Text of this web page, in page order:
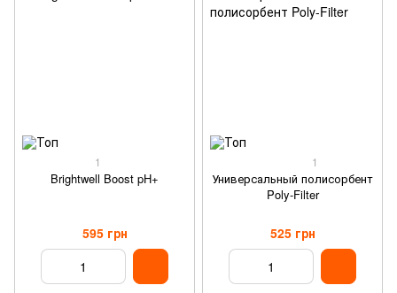
1
Brightwell Boost pH+
595 грн
1
Универсальный полисорбент
Poly-Filter
525 грн